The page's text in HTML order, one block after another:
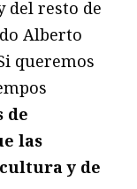
del resto de
Alberto
queremos
de
las
y de